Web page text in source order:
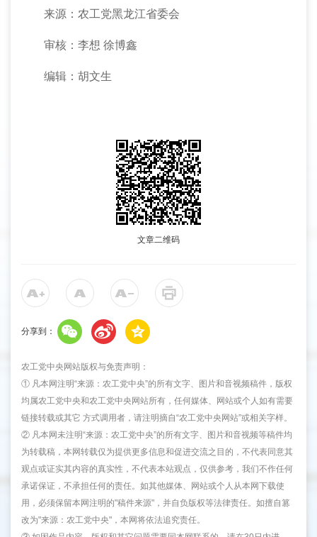
来源：农工党黑龙江省委会
审核：李想 徐博鑫
编辑：胡文生
文章二维码
分享到：
农工党中央网站版权与免责声明：
① 凡本网注明“来源：农工党中央”的所有文字、图片和音视频稿件，版权
均属农工党中央和农工党中央网站所有，任何媒体、网站或个人如有需要
链接转载或其它 方式调用者，请注明摘自“农工党中央网站”或相关字样。
② 凡本网未注明“来源：农工党中央”的所有文字、图片和音视频等稿件均
为转载稿，本网转载仅为提供更多信息和促进交流之目的，不代表同意其
观点或证实其内容的真实性，不代表本站观点，仅供参考，我们不作任何
承诺保证，不承担任何的责任。如其他媒体、网站或个人从本网下载使
用，必须保留本网注明的"稿件来源"，并自负版权等法律责任。如擅自篡
改为"来源：农工党中央"，本网将依法追究责任。